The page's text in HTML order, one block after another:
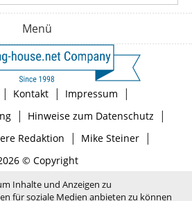
Menü
| Kontakt | Impressum |
| Hinweise zum Datenschutz |
Redaktion | Mike Steiner|
© Copyright
Inhalte und Anzeigen zu
für soziale Medien anbieten zu können